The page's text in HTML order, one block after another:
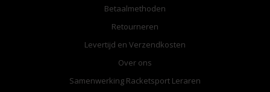
Betaalmethoden
Retourneren
Levertijd en Verzendkosten
Over ons
Samenwerking Racketsport Leraren